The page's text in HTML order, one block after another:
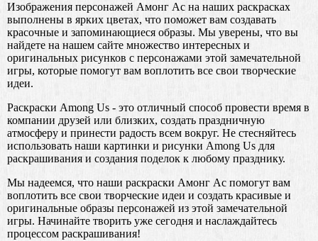
Изображения персонажей Амонг Ас на наших раскрасках
выполнены в ярких цветах, что поможет вам создавать
красочные и запоминающиеся образы. Мы уверены, что вы
найдете на нашем сайте множество интересных и
оригинальных рисунков с персонажами этой замечательной
игры, которые помогут вам воплотить все свои творческие
идеи.
Раскраски Among Us - это отличный способ провести время в
компании друзей или близких, создать праздничную
атмосферу и принести радость всем вокруг. Не стесняйтесь
использовать наши картинки и рисунки Among Us для
раскрашивания и создания поделок к любому празднику.
Мы надеемся, что наши раскраски Амонг Ас помогут вам
воплотить все свои творческие идеи и создать красивые и
оригинальные образы персонажей из этой замечательной
игры. Начинайте творить уже сегодня и наслаждайтесь
процессом раскрашивания!